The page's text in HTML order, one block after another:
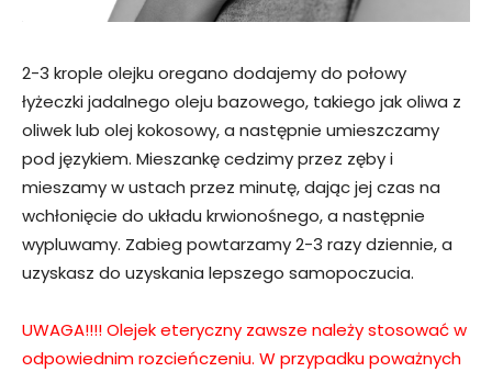
2-3 krople olejku oregano dodajemy do połowy
łyżeczki jadalnego oleju bazowego, takiego jak oliwa z
oliwek lub olej kokosowy, a następnie umieszczamy
pod językiem. Mieszankę cedzimy przez zęby i
mieszamy w ustach przez minutę, dając jej czas na
wchłonięcie do układu krwionośnego, a następnie
wypluwamy. Zabieg powtarzamy 2-3 razy dziennie, a
uzyskasz do uzyskania lepszego samopoczucia.
UWAGA!!!! Olejek eteryczny zawsze należy stosować w
odpowiednim rozcieńczeniu. W przypadku poważnych